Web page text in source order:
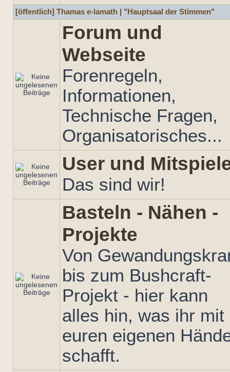
[öffentlich] Thamas e-lamath | "Hauptsaal der Stimmen"
Forum und
Webseite
Forenregeln,
Informationen,
Technische Fragen,
Organisatorisches...
User und
Das sind wir!
Basteln - Nähen -
Projekte
Von
bis zum Bushcraft-
Projekt - hier kann
alles hin, was ihr mit
euren eigenen
schafft.